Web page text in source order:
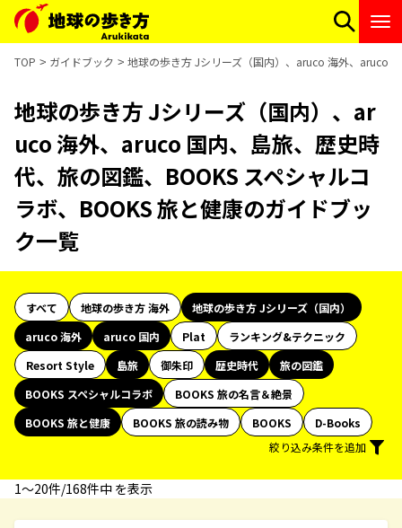
TOP ガイドブック 地球の歩き方 Jシリーズ（国内）、aruco 海外、aruco
地球の歩き方 Jシリーズ（国内）、ar
uco 海外、aruco 国内、島旅、歴史時
代、旅の図鑑、BOOKS スペシャルコ
ラボ、BOOKS 旅と健康のガイドブッ
ク一覧
すべて 地球の歩き方 海外
地球の歩き方 Jシリーズ（国内）
aruco 海外
aruco 国内 Plat
ランキング&テクニック
Resort Style
島旅 御朱印 歴史時代
旅の図鑑
BOOKS スペシャルコラボ
BOOKS 旅の名言＆絶景
BOOKS 旅と健康
BOOKS 旅の読み物 BOOKS
D-Books
絞り込み条件を追加
1〜20件/168件中 を表示